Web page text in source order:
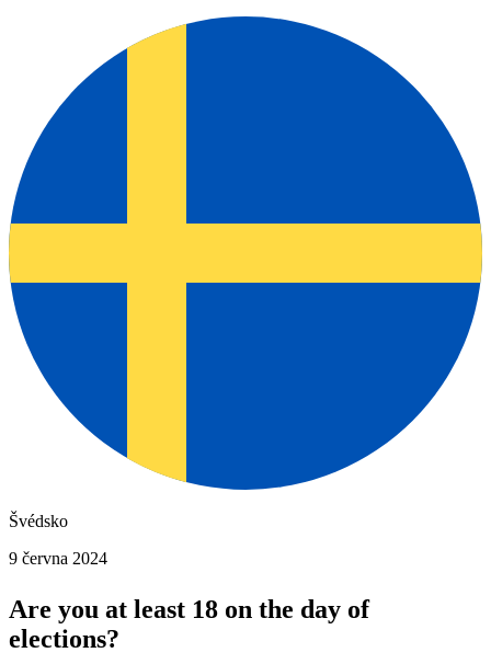
Švédsko
9 června 2024
Are you at least 18 on the day of
elections?